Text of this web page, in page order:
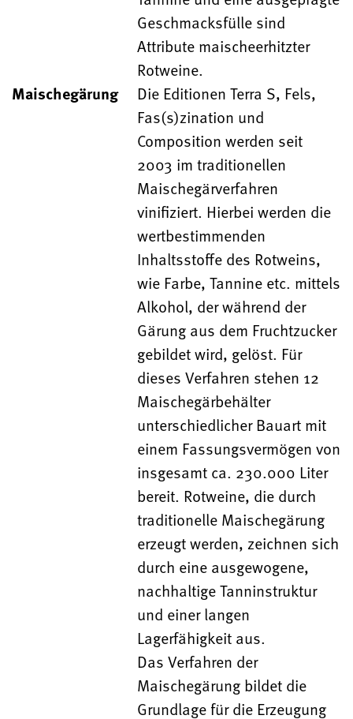
Geschmacksfülle sind
Attribute maischeerhitzter
Rotweine.
Maischegärung
Die Editionen Terra S, Fels,
Fas(s)zination und
Composition werden seit
2003 im traditionellen
Maischegärverfahren
vinifiziert. Hierbei werden die
wertbestimmenden
Inhaltsstoffe des Rotweins,
wie Farbe, Tannine etc. mittels
Alkohol, der während der
Gärung aus dem Fruchtzucker
gebildet wird, gelöst. Für
dieses Verfahren stehen 12
Maischegärbehälter
unterschiedlicher Bauart mit
einem Fassungsvermögen von
insgesamt ca. 230.000 Liter
bereit. Rotweine, die durch
traditionelle Maischegärung
erzeugt werden, zeichnen sich
durch eine ausgewogene,
nachhaltige Tanninstruktur
und einer langen
Lagerfähigkeit aus.
Das Verfahren der
Maischegärung bildet die
Grundlage für die Erzeugung